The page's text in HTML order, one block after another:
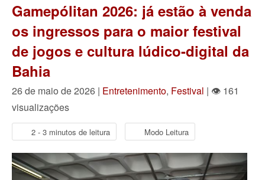
Gamepólitan 2026: já estão à venda
os ingressos para o maior festival
de jogos e cultura lúdico-digital da
Bahia
26 de maio de 2026 | Entretenimento, Festival | 👁 161
visualizações
2 - 3 minutos de leitura Modo Leitura